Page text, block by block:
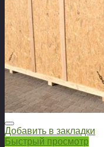
Добавить в закладки
Быстрый просмотр